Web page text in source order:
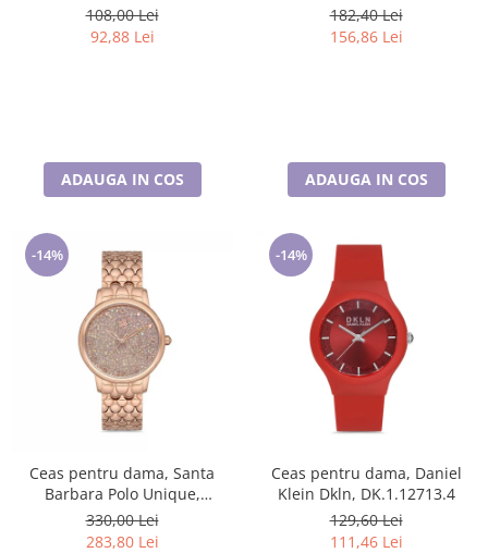
108,00 Lei
92,88 Lei
ADAUGA IN COS
182,40 Lei
156,86 Lei
ADAUGA IN COS
-14%
Ceas pentru dama, Santa
Barbara Polo Unique,
SB.1.10127.2
330,00 Lei
283,80 Lei
-14%
Ceas pentru dama, Daniel
Klein Dkln, DK.1.12713.4
129,60 Lei
111,46 Lei